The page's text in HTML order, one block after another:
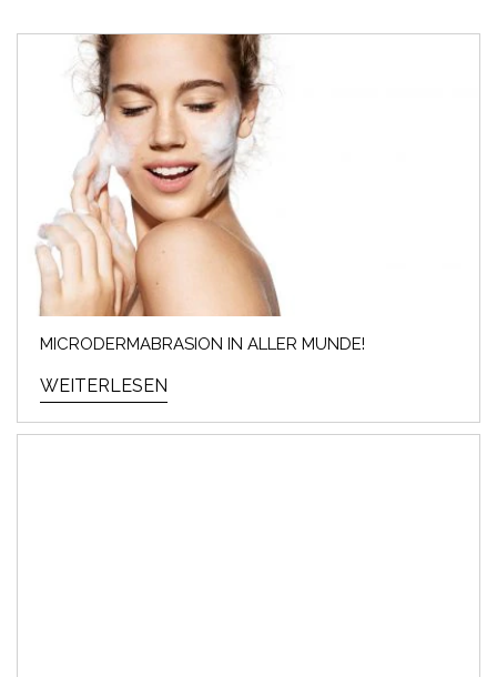
MICRODERMABRASION IN ALLER MUNDE!
WEITERLESEN